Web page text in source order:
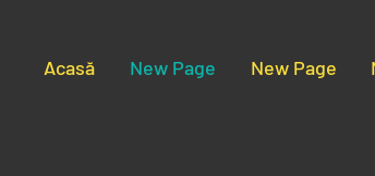
Acasă New Page New Page